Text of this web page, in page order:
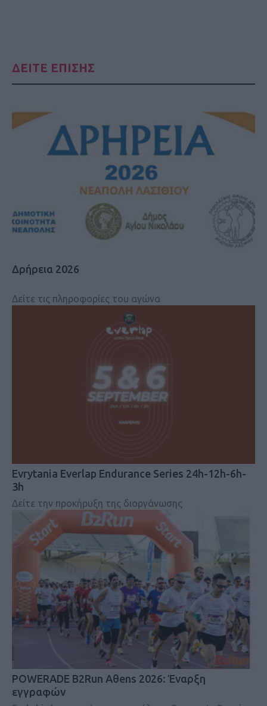
ΔΕΙΤΕ ΕΠΙΣΗΣ
Δρήρεια 2026
Δείτε τις πληροφορίες του αγώνα
Evrytania Everlap Endurance Series 24h-12h-6h-
3h
Δείτε την προκήρυξη της διοργάνωσης
POWERADE B2Run Aθens 2026: Έναρξη
εγγραφών